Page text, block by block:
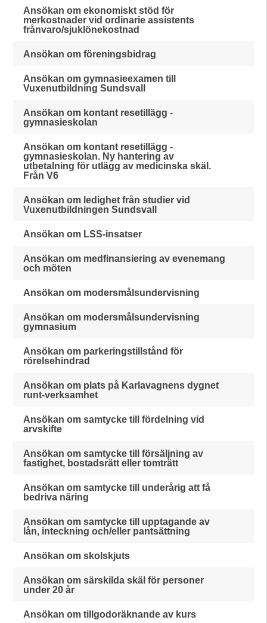
Ansökan om ekonomiskt stöd för
merkostnader vid ordinarie assistents
frånvaro/sjuklönekostnad
Ansökan om föreningsbidrag
Ansökan om gymnasieexamen till
Vuxenutbildning Sundsvall
Ansökan om kontant resetillägg -
gymnasieskolan
Ansökan om kontant resetillägg -
gymnasieskolan. Ny hantering av
utbetalning för utlägg av medicinska skäl.
Från V6
Ansökan om ledighet från studier vid
Vuxenutbildningen Sundsvall
Ansökan om LSS-insatser
Ansökan om medfinansiering av evenemang
och möten
Ansökan om modersmålsundervisning
Ansökan om modersmålsundervisning
gymnasium
Ansökan om parkeringstillstånd för
rörelsehindrad
Ansökan om plats på Karlavagnens dygnet
runt-verksamhet
Ansökan om samtycke till fördelning vid
arvskifte
Ansökan om samtycke till försäljning av
fastighet, bostadsrätt eller tomträtt
Ansökan om samtycke till underårig att få
bedriva näring
Ansökan om samtycke till upptagande av
lån, inteckning och/eller pantsättning
Ansökan om skolskjuts
Ansökan om särskilda skäl för personer
under 20 år
Ansökan om tillgodoräknande av kurs